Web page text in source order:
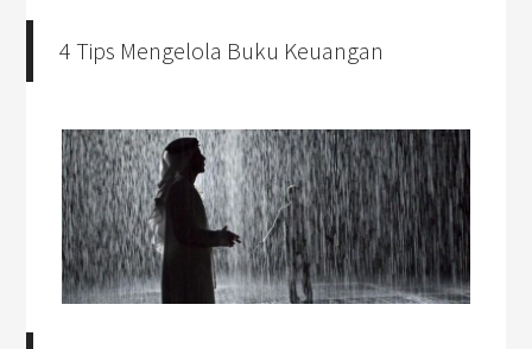
4 Tips Mengelola Buku Keuangan